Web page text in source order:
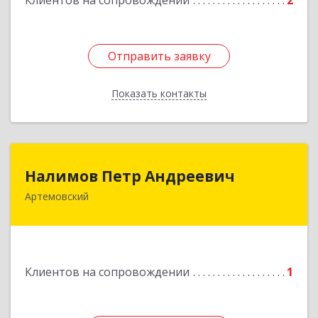
Отправить заявку
Показать контакты
Отправить заявку
Назад
Налимов Петр Андреевич
Артемовский
Клиентов на сопровождении 1
623780, Свердловская обл, Артемовский г,